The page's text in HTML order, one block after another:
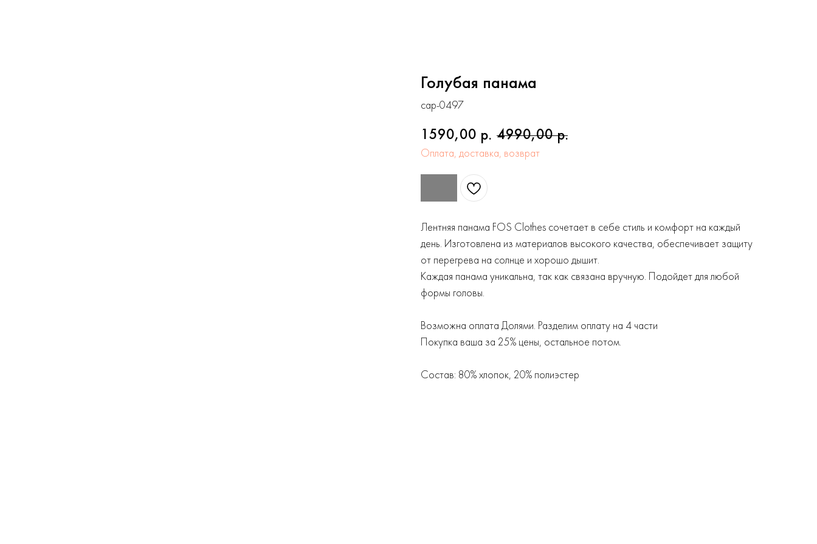
Голубая панама
cap-0497
1590,00 р. 4990,00 р.
Оплата, доставка, возврат
Лентняя панама FOS Clothes сочетает в себе стиль и комфорт на каждый
день. Изготовлена из материалов высокого качества, обеспечивает защиту
от перегрева на солнце и хорошо дышит.
Каждая панама уникальна, так как связана вручную. Подойдет для любой
формы головы.
Возможна оплата Долями. Разделим оплату на 4 части
Покупка ваша за 25% цены, остальное потом.
Состав: 80% хлопок, 20% полиэстер